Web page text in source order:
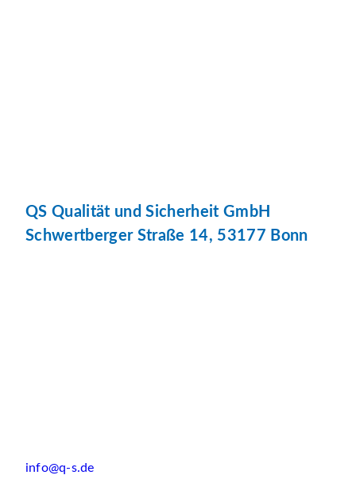
QS Qualität und Sicherheit GmbH
Schwertberger Straße 14, 53177 Bonn
info@q-s.de